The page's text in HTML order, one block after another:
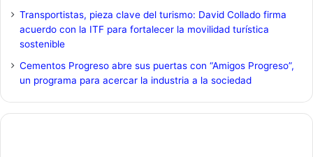
Transportistas, pieza clave del turismo: David Collado firma
acuerdo con la ITF para fortalecer la movilidad turística
sostenible
Cementos Progreso abre sus puertas con “Amigos Progreso”,
un programa para acercar la industria a la sociedad